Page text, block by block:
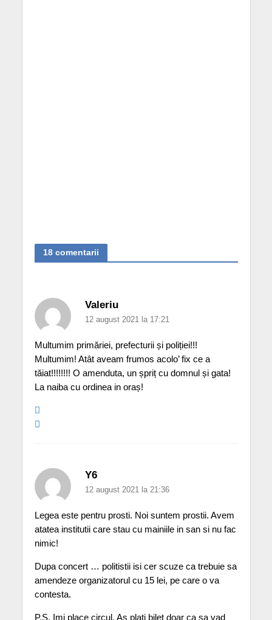
18 comentarii
Valeriu
12 august 2021 la 17:21
Multumim primăriei, prefecturii și poliției!!!
Multumim! Atât aveam frumos acolo’ fix ce a
tăiat!!!!!!!! O amenduta, un șpriț cu domnul și gata!
La naiba cu ordinea in oraș!
Y6
12 august 2021 la 21:36
Legea este pentru prosti. Noi suntem prostii. Avem
atatea institutii care stau cu mainiile in san si nu fac
nimic!
Dupa concert … politistii isi cer scuze ca trebuie sa
amendeze organizatorul cu 15 lei, pe care o va
contesta.
P.S. Imi place circul. As plati bilet doar ca sa vad